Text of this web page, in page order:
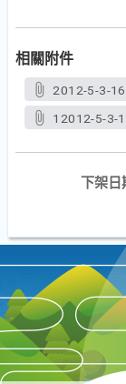
相關附件
2012-5-3-
12012-5-3-
下架日